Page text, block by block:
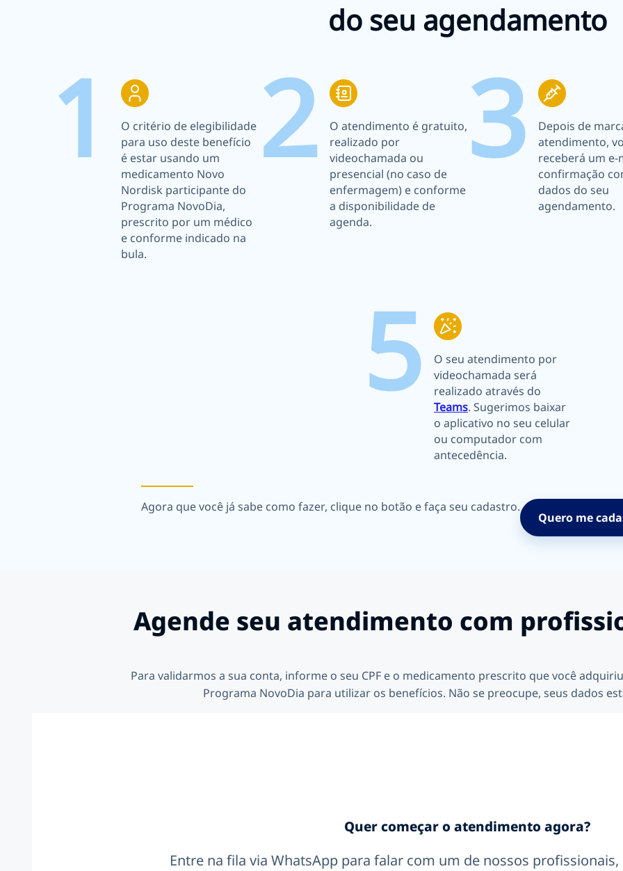
do seu agendamento
1
O critério de elegibilidade
para uso deste benefício
é estar usando um
medicamento Novo
Nordisk participante do
Programa NovoDia,
prescrito por um médico
e conforme indicado na
bula.
2
O atendimento é gratuito,
realizado por
videochamada ou
presencial (no caso de
enfermagem) e conforme
a disponibilidade de
agenda.
3
Depois de
atendimento,
receberá um e-
confirmação
dados do seu
agendamento.
5
O seu atendimento por
videochamada será
realizado através do
Teams. Sugerimos baixar
o aplicativo no seu celular
ou computador com
antecedência.
Agora que você já sabe como fazer, clique no botão e faça seu cadastro.
Quero me
Agende seu atendimento com
Para validarmos a sua conta, informe o seu CPF e o medicamento prescrito que você
Programa NovoDia para utilizar os benefícios. Não se preocupe, seus dados
Quer começar o atendimento agora?
Entre na fila via WhatsApp para falar com um de nossos